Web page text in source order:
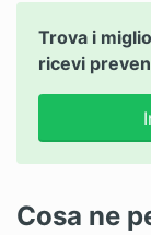
Accedi
Trova i
ricevi
Cosa ne